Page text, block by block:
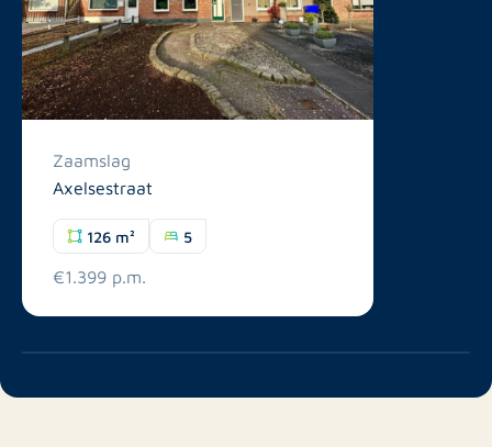
Zaamslag
Axelsestraat
126 m² 5
€1.399 p.m.